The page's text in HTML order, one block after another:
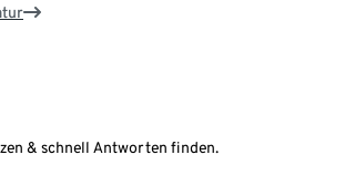
& schnell Antworten finden.